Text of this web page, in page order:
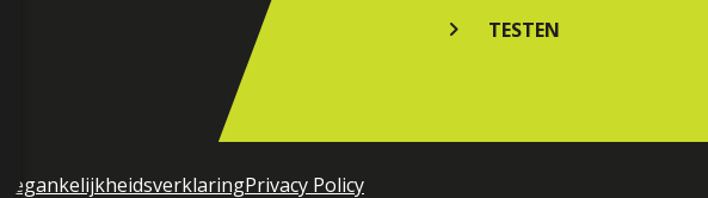
TESTEN
ToegankelijkheidsverklaringPrivacy Policy